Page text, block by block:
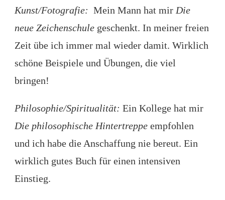
Kunst/Fotografie: Mein Mann hat mir Die
neue Zeichenschule geschenkt. In meiner freien
Zeit übe ich immer mal wieder damit. Wirklich
schöne Beispiele und Übungen, die viel
bringen!
Philosophie/Spiritualität: Ein Kollege hat mir
Die philosophische Hintertreppe empfohlen
und ich habe die Anschaffung nie bereut. Ein
wirklich gutes Buch für einen intensiven
Einstieg.